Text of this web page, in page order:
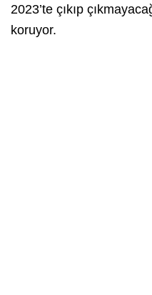
2023’te çıkıp
koruyor.